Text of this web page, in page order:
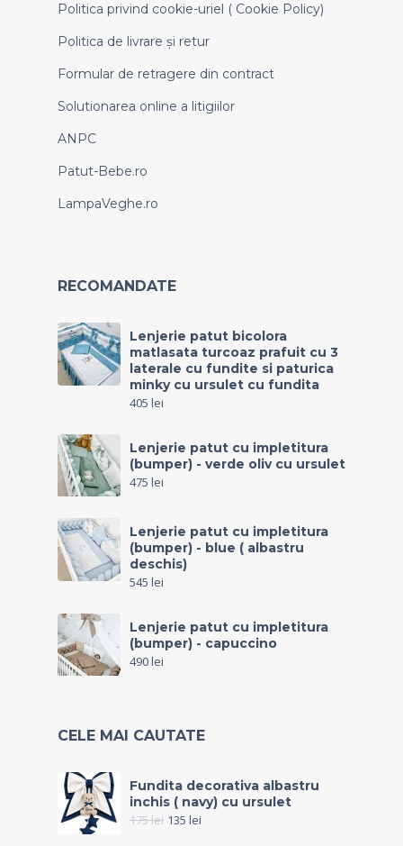
Politica privind cookie-uriel ( Cookie Policy)
Politica de livrare și retur
Formular de retragere din contract
Solutionarea online a litigiilor
ANPC
Patut-Bebe.ro
LampaVeghe.ro
RECOMANDATE
Lenjerie patut bicolora
matlasata turcoaz prafuit cu 3
laterale cu fundite si paturica
minky cu ursulet cu fundita
405 lei
Lenjerie patut cu impletitura
(bumper) - verde oliv cu ursulet
475 lei
Lenjerie patut cu impletitura
(bumper) - blue ( albastru
deschis)
545 lei
Lenjerie patut cu impletitura
(bumper) - capuccino
490lei
CELE MAI CAUTATE
Fundita decorativa albastru
inchis ( navy) cu ursulet
175lei 135 lei